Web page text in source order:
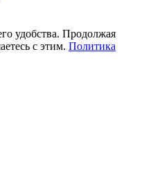
удобства. Продолжая
с этим. Политика